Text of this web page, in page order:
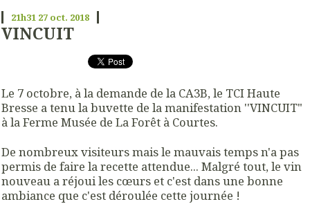
21h31 27 oct. 2018
VINCUIT
Le 7 octobre, à la demande de la CA3B, le TCI Haute
Bresse a tenu la buvette de la manifestation ''VINCUIT"
à la Ferme Musée de La Forêt à Courtes.
De nombreux visiteurs mais le mauvais temps n'a pas
permis de faire la recette attendue... Malgré tout, le vin
nouveau a réjoui les cœurs et c'est dans une bonne
ambiance que c'est déroulée cette journée !